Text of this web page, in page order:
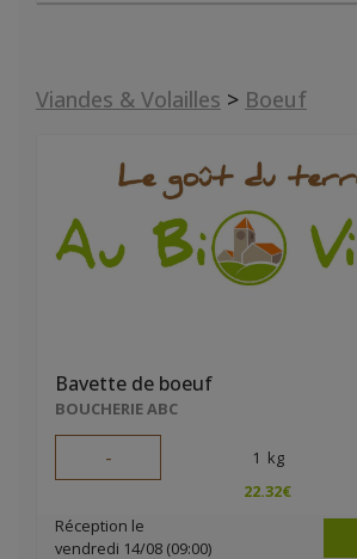
Viandes & Volailles > Boeuf
Bavette de boeuf
BOUCHERIE ABC
- 1 kg
22.32€
Réception le
vendredi 14/08 (09:00)